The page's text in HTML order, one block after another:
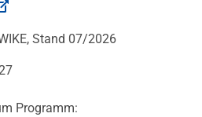
Stand 07/2026
Programm: